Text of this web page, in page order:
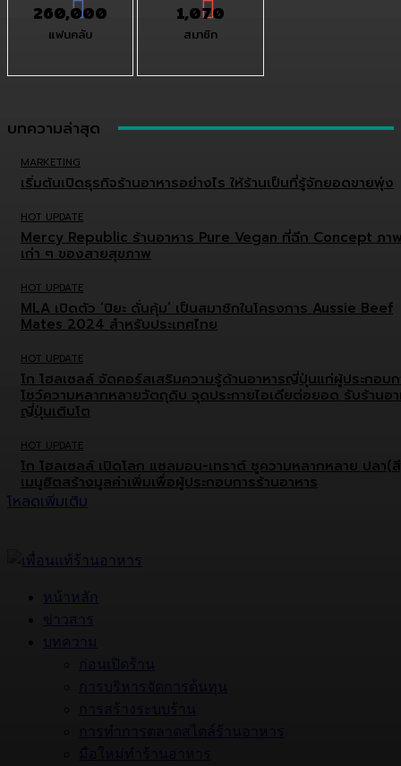
260,000
แฟนคลับ
1,070
สมาชิก
บทความล่าสุด
MARKETING
เริ่มต้นเปิดธุรกิจร้านอาหารอย่างไร ให้ร้านเป็นที่รู้จักยอดขายพุ่ง
HOT UPDATE
Mercy Republic ร้านอาหาร Pure Vegan ที่ฉีก Concept ภา
เก่า ๆ ของสายสุขภาพ
HOT UPDATE
MLA เปิดตัว ‘ปิยะ ดั่นคุ้ม’ เป็นสมาชิกในโครงการ Aussie Beef
Mates 2024 สำหรับประเทศไทย
HOT UPDATE
โก โฮลเซลล์ จัดคอร์สเสริมความรู้ด้านอาหารญี่ปุ่นแก่ผู้ประกอบ
โชว์ความหลากหลายวัตถุดิบ จุดประกายไอเดียต่อยอด รับร้านอ
ญี่ปุ่นเติบโต
HOT UPDATE
โก โฮลเซลล์ เปิดโลก แซลมอน-เทราต์ ชูความหลากหลาย ปลา(
เมนูฮิตสร้างมูลค่าเพิ่มเพื่อผู้ประกอบการร้านอาหาร
โหลดเพิ่มเติม
หน้าหลัก